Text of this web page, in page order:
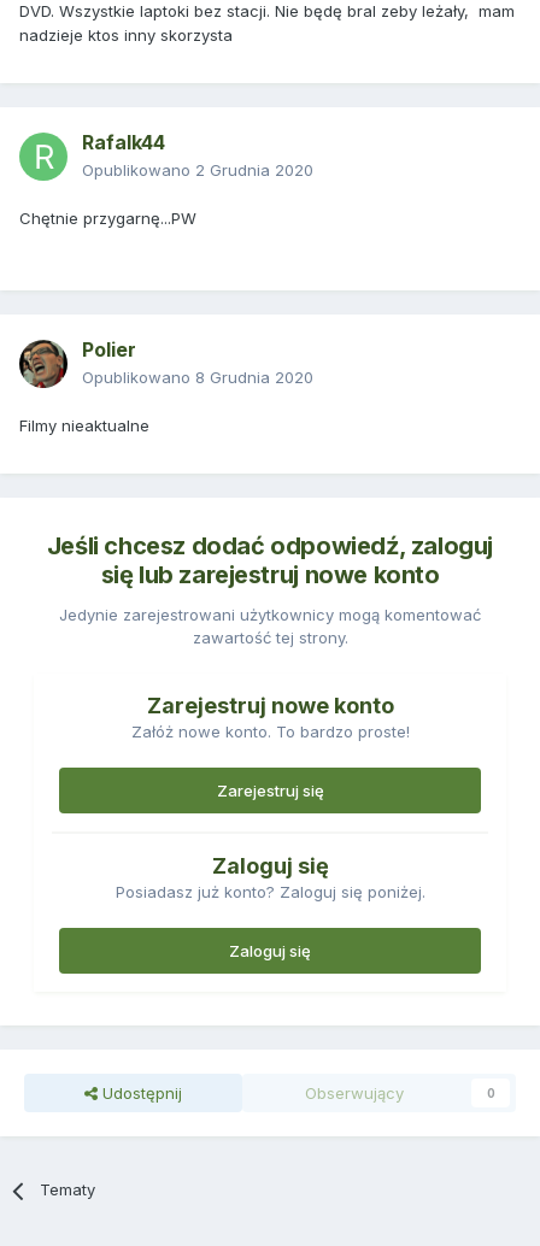
DVD. Wszystkie laptoki bez stacji. Nie będę bral zeby leżały, mam
nadzieje ktos inny skorzysta
Rafalk44
Opublikowano 2 Grudnia 2020
Chętnie przygarnę...PW
Polier
Opublikowano 8 Grudnia 2020
Filmy nieaktualne
Jeśli chcesz dodać odpowiedź, zaloguj
się lub zarejestruj nowe konto
Jedynie zarejestrowani użytkownicy mogą komentować
zawartość tej strony.
Zarejestruj nowe konto
Załóż nowe konto. To bardzo proste!
Zarejestruj się
Zaloguj się
Posiadasz już konto? Zaloguj się poniżej.
Zaloguj się
Udostępnij Obserwujący 0
Tematy